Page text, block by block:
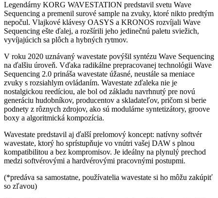
Legendárny KORG WAVESTATION predstavil svetu Wave
Sequencing a premenil surové sample na zvuky, ktoré nikto predtým
nepočul. Vlajkové klávesy OASYS a KRONOS rozvíjali Wave
Sequencing ešte ďalej, a rozšírili jeho jedinečnú paletu sviežich,
vyvíjajúcich sa plôch a hybných rytmov.
V roku 2020 uznávaný wavestate povýšil syntézu Wave Sequencing
na ďalšiu úroveň. Vďaka radikálne prepracovanej technológii Wave
Sequencing 2.0 prináša wavestate úžasné, neustále sa meniace
zvuky s rozsiahlym ovládaním. Wavestate zďaleka nie je
nostalgickou reedíciou, ale bol od základu navrhnutý pre novú
generáciu hudobníkov, producentov a skladateľov, pričom si berie
podnety z rôznych zdrojov, ako sú modulárne syntetizátory, groove
boxy a algoritmická kompozícia.
Wavestate predstavil aj ďalší prelomový koncept: natívny softvér
wavestate, ktorý ho sprístupňuje vo vnútri vašej DAW s plnou
kompatibilitou a bez kompromisov. Je ideálny na plynulý prechod
medzi softvérovými a hardvérovými pracovnými postupmi.
(*predáva sa samostatne, používatelia wavestate si ho môžu zakúpiť
so zľavou)